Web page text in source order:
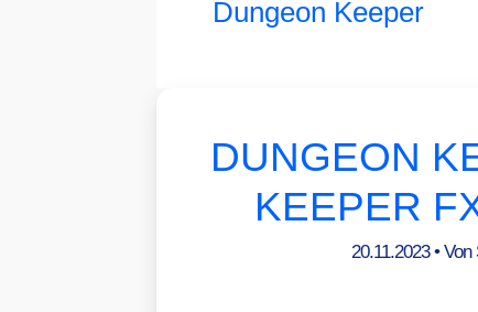
Dungeon Keeper
DUNGEON
KEEPER
20.11.2023• Von